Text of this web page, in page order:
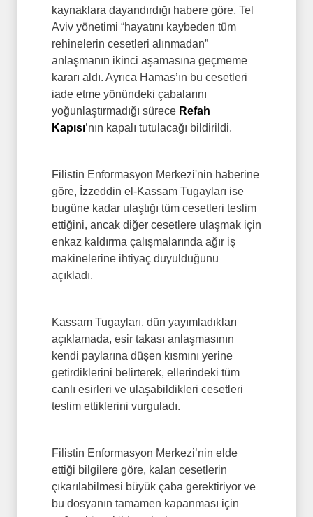
kaynaklara dayandırdığı habere göre, Tel
Aviv yönetimi “hayatını kaybeden tüm
rehinelerin cesetleri alınmadan”
anlaşmanın ikinci aşamasına geçmeme
kararı aldı. Ayrıca Hamas’ın bu cesetleri
iade etme yönündeki çabalarını
yoğunlaştırmadığı sürece Refah
Kapısı’nın kapalı tutulacağı bildirildi.
Filistin Enformasyon Merkezi'nin haberine
göre, İzzeddin el-Kassam Tugayları ise
bugüne kadar ulaştığı tüm cesetleri teslim
ettiğini, ancak diğer cesetlere ulaşmak için
enkaz kaldırma çalışmalarında ağır iş
makinelerine ihtiyaç duyulduğunu
açıkladı.
Kassam Tugayları, dün yayımladıkları
açıklamada, esir takası anlaşmasının
kendi paylarına düşen kısmını yerine
getirdiklerini belirterek, ellerindeki tüm
canlı esirleri ve ulaşabildikleri cesetleri
teslim ettiklerini vurguladı.
Filistin Enformasyon Merkezi’nin elde
ettiği bilgilere göre, kalan cesetlerin
çıkarılabilmesi büyük çaba gerektiriyor ve
bu dosyanın tamamen kapanması için